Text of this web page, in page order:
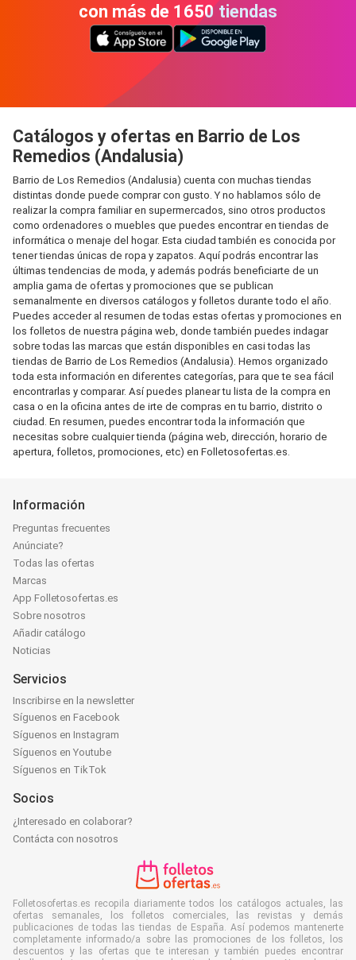
con más de 1650 tiendas
Catálogos y ofertas en Barrio de Los
Remedios (Andalusia)
Barrio de Los Remedios (Andalusia) cuenta con muchas tiendas
distintas donde puede comprar con gusto. Y no hablamos sólo de
realizar la compra familiar en supermercados, sino otros productos
como ordenadores o muebles que puedes encontrar en tiendas de
informática o menaje del hogar. Esta ciudad también es conocida por
tener tiendas únicas de ropa y zapatos. Aquí podrás encontrar las
últimas tendencias de moda, y además podrás beneficiarte de un
amplia gama de ofertas y promociones que se publican
semanalmente en diversos catálogos y folletos durante todo el año.
Puedes acceder al resumen de todas estas ofertas y promociones en
los folletos de nuestra página web, donde también puedes indagar
sobre todas las marcas que están disponibles en casi todas las
tiendas de Barrio de Los Remedios (Andalusia). Hemos organizado
toda esta información en diferentes categorías, para que te sea fácil
encontrarlas y comparar. Así puedes planear tu lista de la compra en
casa o en la oficina antes de irte de compras en tu barrio, distrito o
ciudad. En resumen, puedes encontrar toda la información que
necesitas sobre cualquier tienda (página web, dirección, horario de
apertura, folletos, promociones, etc) en Folletosofertas.es.
Información
Preguntas frecuentes
Anúnciate?
Todas las ofertas
Marcas
App Folletosofertas.es
Sobre nosotros
Añadir catálogo
Noticias
Servicios
Inscribirse en la newsletter
Síguenos en Facebook
Síguenos en Instagram
Síguenos en Youtube
Síguenos en TikTok
Socios
¿Interesado en colaborar?
Contácta con nosotros
Folletosofertas.es recopila diariamente todos los catálogos actuales, las
ofertas semanales, los folletos comerciales, las revistas y demás
publicaciones de todas las tiendas de España. Así podemos mantenerte
completamente informado/a sobre las promociones de los folletos, los
descuentos y las ofertas que te interesan y también puedes encontrar